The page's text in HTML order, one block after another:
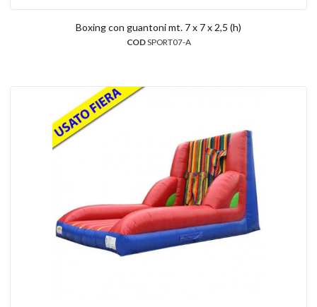
Boxing con guantoni mt. 7 x 7 x 2,5 (h)
CODSPORT07-A